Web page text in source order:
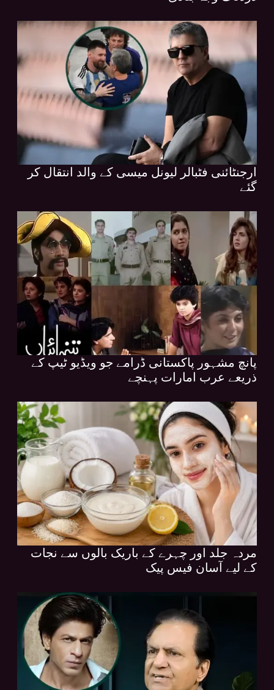
ارجنٹائنی فٹبالر لیونل میسی کے والد انتقال کر
گئے
پانچ مشہور پاکستانی ڈرامے جو ویڈیو ٹیپ کے
ذریعے عرب امارات پہنچے
مردہ جلد اور چہرے کے باریک بالوں سے نجات
کے لیے آسان فیس پیک